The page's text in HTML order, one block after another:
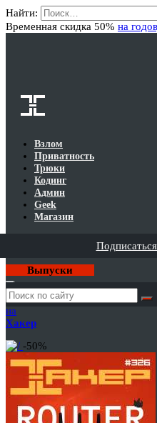
Найти:
Временная скидка 50% на
Взлом
Приватность
Трюки
Кодинг
Админ
Geek
Магазин
Выпуски
Годовая
подписка
на
Хакер
-50%